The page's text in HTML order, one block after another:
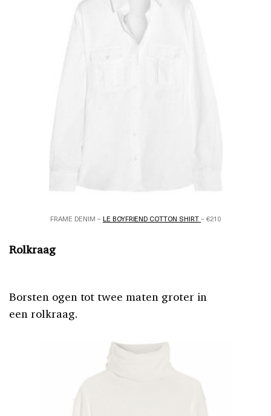
FRAME DENIM –LE BOYFRIEND COTTON SHIRT– €210
Rolkraag
Borsten ogen tot twee maten groter in
een rolkraag.